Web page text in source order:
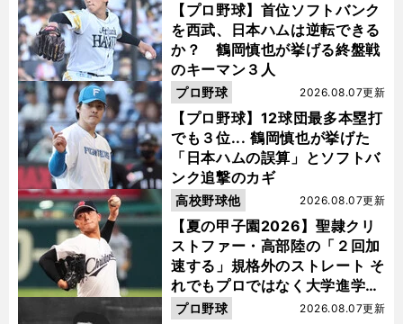
【プロ野球】首位ソフトバンク
を西武、日本ハムは逆転できる
か？ 鶴岡慎也が挙げる終盤戦
のキーマン３人
【プロ野球】12球団最多本塁打
でも３位... 鶴岡慎也が挙げた
「日本ハムの誤算」とソフトバ
ンク追撃のカギ
2026.08.07更新
プロ野球
【夏の甲子園2026】聖隷クリ
ストファー・高部陸の「２回加
速する」規格外のストレート そ
れでもプロではなく大学進学を
選ぶ理由
2026.08.07更新
高校野球他
2026.08.07更新
プロ野球